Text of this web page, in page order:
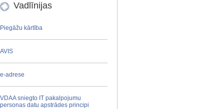
Vadlīnijas
Piegāžu kārtība
AVIS
e-adrese
VDAA sniegto IT pakalpojumu
personas datu apstrādes principi